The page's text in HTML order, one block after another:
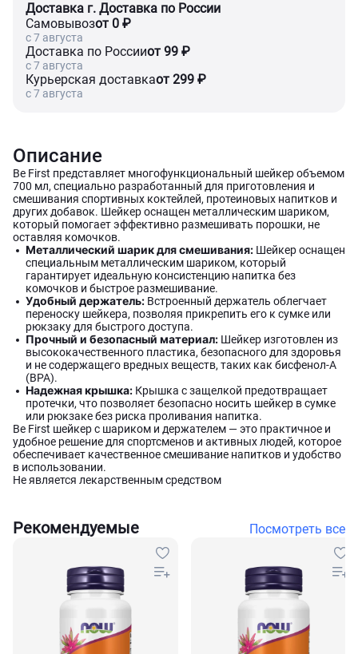
Доставка г. Доставка по России
Самовывозот 0 ₽
c 7 августа
Доставка по Россииот 99 ₽
c 7 августа
Курьерская доставкаот 299 ₽
c 7 августа
Описание
Be First представляет многофункциональный шейкер объемом
700 мл, специально разработанный для приготовления и
смешивания спортивных коктейлей, протеиновых напитков и
других добавок. Шейкер оснащен металлическим шариком,
который помогает эффективно размешивать порошки, не
оставляя комочков.
Металлический шарик для смешивания: Шейкер оснащен
специальным металлическим шариком, который
гарантирует идеальную консистенцию напитка без
комочков и быстрое размешивание.
Удобный держатель: Встроенный держатель облегчает
переноску шейкера, позволяя прикрепить его к сумке или
рюкзаку для быстрого доступа.
Прочный и безопасный материал: Шейкер изготовлен из
высококачественного пластика, безопасного для здоровья
и не содержащего вредных веществ, таких как бисфенол-А
(BPA).
Надежная крышка: Крышка с защелкой предотвращает
протечки, что позволяет безопасно носить шейкер в сумке
или рюкзаке без риска проливания напитка.
Be First шейкер с шариком и держателем — это практичное и
удобное решение для спортсменов и активных людей, которое
обеспечивает качественное смешивание напитков и удобство
в использовании.
Не является лекарственным средством
Рекомендуемые Посмотреть все